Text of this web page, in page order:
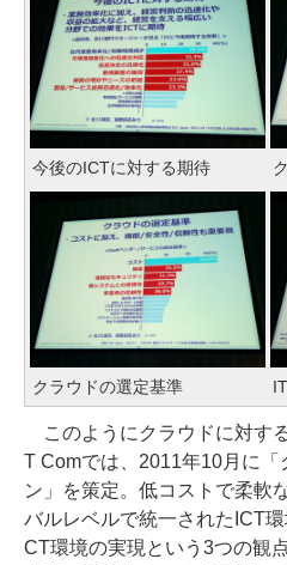
今後のICTに対する期待
クラウドの選定基準
このようにクラウドに対す
T Comでは、2011年10月に「
ン」を策定。低コストで柔軟
バルレベルで統一されたICT
CT環境の実現という3つの観